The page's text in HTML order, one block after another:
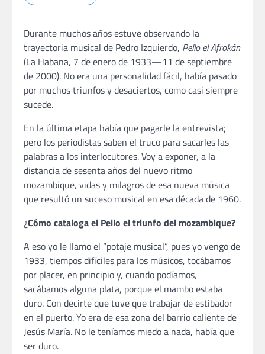
Durante muchos años estuve observando la
trayectoria musical de Pedro Izquierdo, Pello el Afrokán
(La Habana, 7 de enero de 1933—11 de septiembre
de 2000). No era una personalidad fácil, había pasado
por muchos triunfos y desaciertos, como casi siempre
sucede.
En la última etapa había que pagarle la entrevista;
pero los periodistas saben el truco para sacarles las
palabras a los interlocutores. Voy a exponer, a la
distancia de sesenta años del nuevo ritmo
mozambique, vidas y milagros de esa nueva música
que resultó un suceso musical en esa década de 1960.
¿Cómo cataloga el Pello el triunfo del mozambique?
A eso yo le llamo el “potaje musical”, pues yo vengo de
1933, tiempos difíciles para los músicos, tocábamos
por placer, en principio y, cuando podíamos,
sacábamos alguna plata, porque el mambo estaba
duro. Con decirte que tuve que trabajar de estibador
en el puerto. Yo era de esa zona del barrio caliente de
Jesús María. No le teníamos miedo a nada, había que
ser duro.